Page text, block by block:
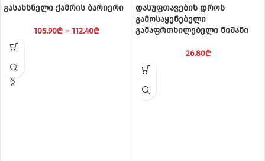
გასახსნელი ქამრის ბარიერი
105.90₾ – 112.40₾
დასუფთავების დროს
გამოსაყენებელი
გამაფრთხილებელი ნიშანი
26.80₾